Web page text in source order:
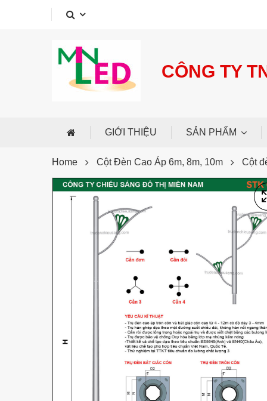
My account
CÔNG TY
GIỚI THIỆU SẢN PHẨM
Home Cột Đèn Cao Áp 6m, 8m, 10m Cột